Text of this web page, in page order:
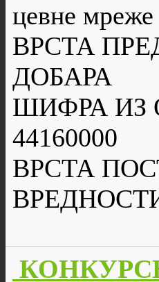
цевне мреже
ВРСТА
ДОБАРА
ШИФРА ИЗ
44160000
ВРСТА